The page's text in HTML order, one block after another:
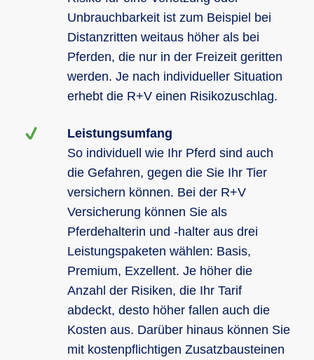
Unbrauchbarkeit ist zum Beispiel bei
Distanzritten weitaus höher als bei
Pferden, die nur in der Freizeit geritten
werden. Je nach individueller Situation
erhebt die R+V einen Risikozuschlag.
Leistungsumfang
So individuell wie Ihr Pferd sind auch
die Gefahren, gegen die Sie Ihr Tier
versichern können. Bei der R+V
Versicherung können Sie als
Pferdehalterin und -halter aus drei
Leistungspaketen wählen: Basis,
Premium, Exzellent. Je höher die
Anzahl der Risiken, die Ihr Tarif
abdeckt, desto höher fallen auch die
Kosten aus. Darüber hinaus können Sie
mit kostenpflichtigen Zusatzbausteinen